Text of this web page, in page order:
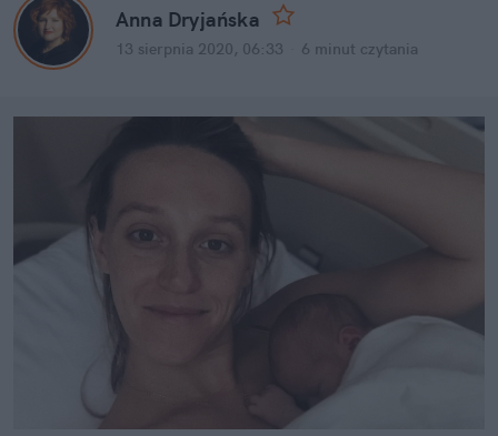
Anna Dryjańska
13 sierpnia 2020, 06:33 6 minut czytania